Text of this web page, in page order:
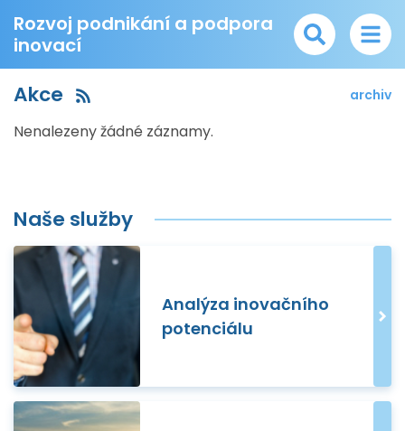
Rozvoj podnikání a podpora
inovací
Akce archiv
Nenalezeny žádné záznamy.
Naše služby
Analýza inovačního
potenciálu